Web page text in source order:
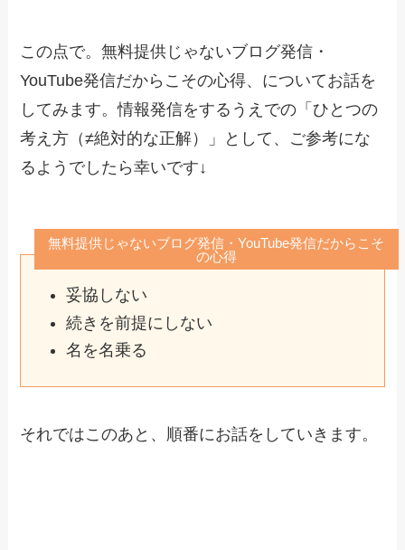
この点で。無料提供じゃないブログ発信・
YouTube発信だからこその心得、についてお話を
してみます。情報発信をするうえでの「ひとつの
考え方（≠絶対的な正解）」として、ご参考にな
るようでしたら幸いです↓
無料提供じゃないブログ発信・YouTube発信だからこそ
の心得
妥協しない
続きを前提にしない
名を名乗る
それではこのあと、順番にお話をしていきます。